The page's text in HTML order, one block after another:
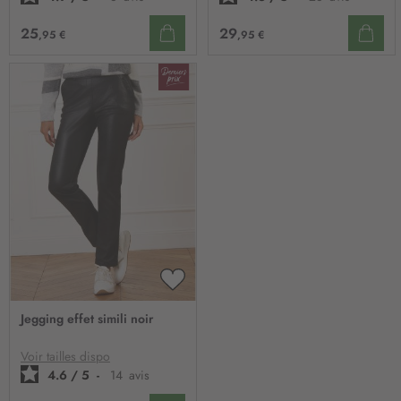
25,95 € 29,95 €
AJOUTER
Jegging effet simili noir
Voir tailles dispo
4.6 / 5 - 14 avis